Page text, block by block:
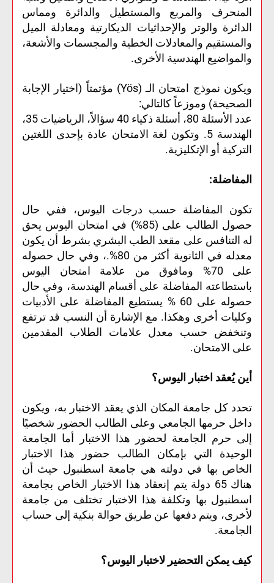
المنحرف والمربع والمستطيل والدائرة ومماس
الدائرة والوتر والإحداثيات الديكارتية ومعادلة الميل
والمستقيم والمعادلات الخطية والمجسمات والأشعة،
والمواضيع الهندسية الأخرى.
ويكون نموذج امتحان الـ (Yös) مؤتمتاً (اختيار الإجابة
الصحيحة) وموزعاً كالتالي:
عدد الأسئلة 80، أسئلة ذكياء 40 سؤالاً، الرياضيات 35،
الهندسة 5. وتكون لغة الامتحان عادة بإحدى اللغتين
التركية أو الإتكليزية.
المفاضلة:
تكون المفاضلة حسب درجات اليوس، ففي حال
حصول الطالب على (85%) في امتحان اليوس يحق
له التنافس على مقعد الطب البشري بشرط أن يكون
معدله في الثانوية أكثر من 80%.، وفي حال حصوله
على 70% ومافوق من علامة امتحان اليوس
باستطاعته المفاضلة على أقسام الهندسة، وفي حال
حصوله على 60 % يستطيع المفاضلة على الأدبيات
وكليات أخرى وهكذا. مع الإشارة أن النسب قد ترتفع
وتنخفض حسب معدل علامات الطلاب المقدمين
على الامتحان.
أين يُعقد اختبار اليوس؟
تحدد كل جامعة المكان الذي يعقد الاختبار به، ويكون
داخل حرمها الجامعي وعلى الطالب الحضور شخصيًا
إلى حرم الجامعة لحضور هذا الاختبار أما الجامعة
الوحيدة التي بإمكان الطالب حضور هذا الاختبار
الخاص بها في دولته هي جامعة اسطنبول حيث أن
هناك 65 دولة يتم إنعقاد هذا الاختبار الخاص بجامعة
اسطنبول بها وتكلفة هذا الاختبار تختلف من جامعة
لأخرى، ويتم دفعها عن طريق حوالة بنكية إلى حساب
الجامعة.
كيف يمكن التحضير لاختبار اليوس؟